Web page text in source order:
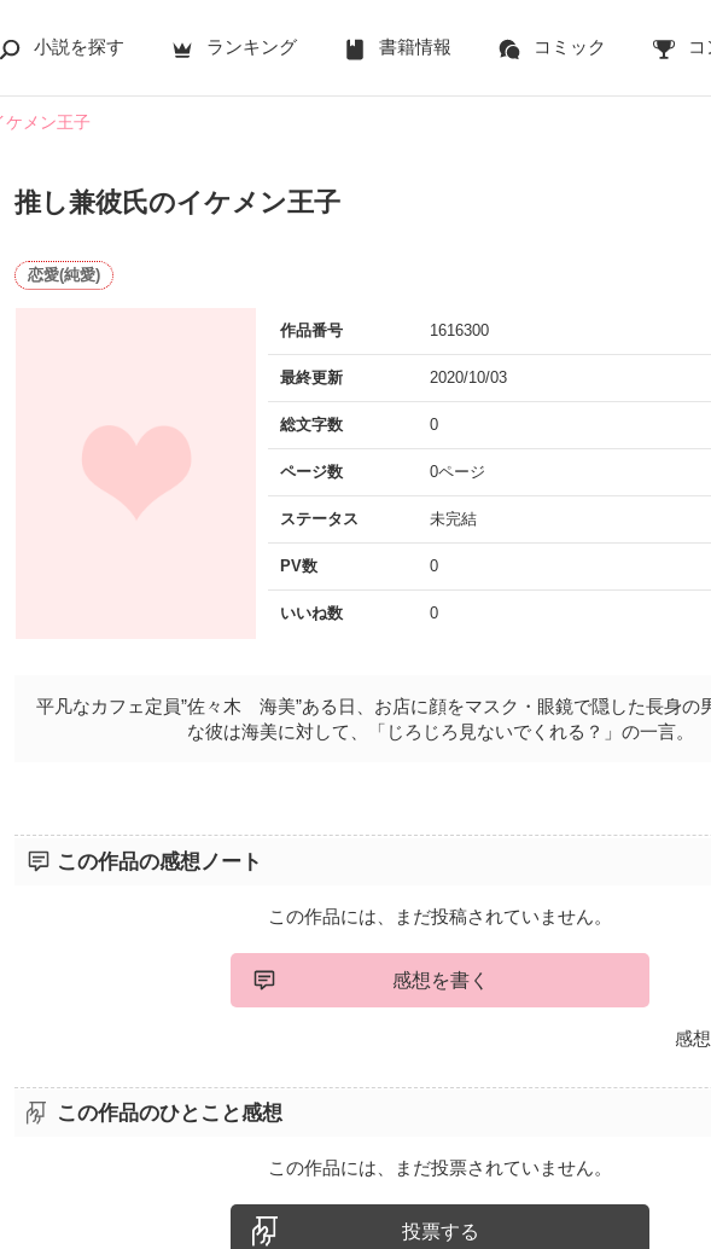
小説を探す ランキング 書籍情報 コミック コ
ケメン王子
推し兼彼氏のイケメン王子
恋愛(純愛)
作品番号 1616300
最終更新 2020/10/03
総文字数 0
ページ数 0ページ
ステータス 未完結
PV数 0
いいね数 0
平凡なカフェ定員”佐々木 海美”ある日、お店に顔をマスク・眼鏡で隠した長身
な彼は海美に対して、「じろじろ見ないでくれる？」の一言。
この作品の感想ノート
この作品には、まだ投稿されていません。
感想を書く
感
この作品のひとこと感想
この作品には、まだ投票されていません。
投票する